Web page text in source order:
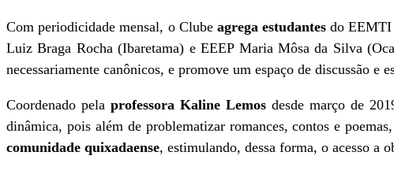
Com periodicidade mensal, o Clube agrega estudantes do EEMTI
Luiz Braga Rocha (Ibaretama) e EEEP Maria Môsa da Silva
necessariamente canônicos, e promove um espaço de discussão e
Coordenado pela professora Kaline Lemos desde março de
dinâmica, pois além de problematizar romances, contos e
comunidade quixadaense, estimulando, dessa forma, o acesso a